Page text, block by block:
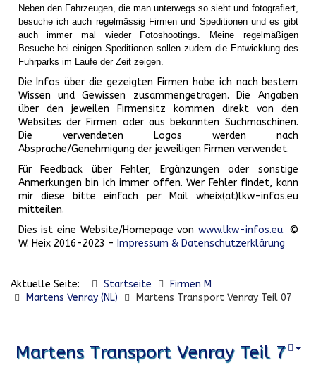
Neben den Fahrzeugen, die man unterwegs so sieht und fotografiert,
besuche ich auch regelmässig Firmen und Speditionen und es gibt
auch immer mal wieder Fotoshootings.
Meine regelmäßigen
Besuche bei einigen Speditionen sollen zudem die Entwicklung des
Fuhrparks im Laufe der Zeit zeigen.
Die Infos über die gezeigten Firmen habe ich nach bestem
Wissen und Gewissen zusammengetragen. Die Angaben
über den jeweilen Firmensitz kommen direkt von den
Websites der Firmen oder aus bekannten Suchmaschinen.
Die verwendeten Logos werden nach
Absprache/Genehmigung der jeweiligen Firmen verwendet.
Für Feedback über Fehler, Ergänzungen oder sonstige
Anmerkungen bin ich immer offen. Wer Fehler findet, kann
mir diese bitte einfach per Mail wheix(at)lkw-infos.eu
mitteilen.
Dies ist eine Website/Homepage von www.lkw-infos.eu. ©
W. Heix 2016-2023 - Impressum & Datenschutzerklärung
Aktuelle Seite: Startseite
Firmen M
Martens Venray (NL)
Martens Transport Venray Teil 07
Martens Transport Venray Teil 7